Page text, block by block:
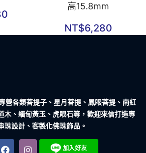
高15.8mm
NT$6,280
營各類菩提子、星月菩提、鳳眼菩提、南紅
木、緬甸黃玉、虎眼石等，歡迎來信打造專
珠設計、客製化佛珠飾品。